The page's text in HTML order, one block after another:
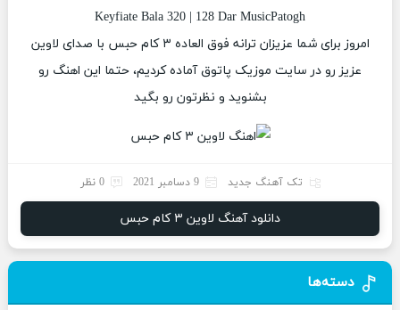
Keyfiate Bala 320 | 128 Dar MusicPatogh
امروز برای شما عزیزان ترانه فوق العاده ۳ کام حبس با صدای لاوین
عزیز رو در سایت موزیک پاتوق آماده کردیم، حتما این اهنگ رو
بشنوید و نظرتون رو بگید
تک آهنگ جدید 9 دسامبر 2021 0 نظر
دانلود آهنگ لاوین ۳ کام حبس
دسته‌ها